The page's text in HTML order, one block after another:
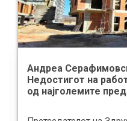
Андреа
Недостигот на
од најголемите